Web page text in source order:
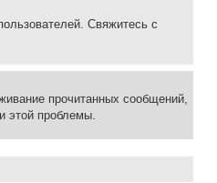
Свяжитесь с
прочитанных сообщений,
этой проблемы.